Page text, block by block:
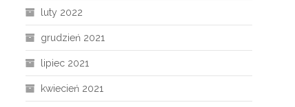
luty 2022
grudzień 2021
lipiec 2021
kwiecień 2021